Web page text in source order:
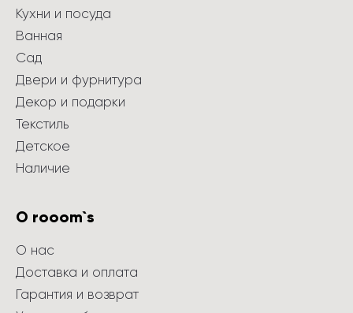
Кухни и посуда
Ванная
Сад
Двери и фурнитура
Декор и подарки
Текстиль
Детское
Наличие
О rooom`s
О нас
Доставка и оплата
Гарантия и возврат